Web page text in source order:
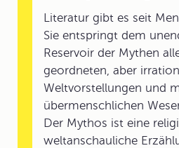
Literatur gibt es seit
Sie entspringt dem
Reservoir der Mythen
geordneten, aber
Weltvorstellungen und
übermenschlichen
Der Mythos ist eine
weltanschauliche